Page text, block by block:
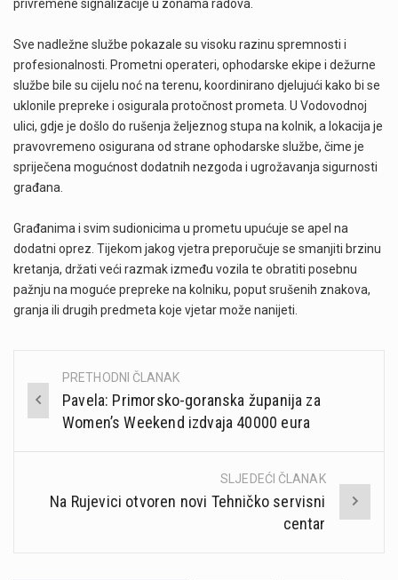
privremene signalizacije u zonama radova.
Sve nadležne službe pokazale su visoku razinu spremnosti i
profesionalnosti. Prometni operateri, ophodarske ekipe i dežurne
službe bile su cijelu noć na terenu, koordinirano djelujući kako bi se
uklonile prepreke i osigurala protočnost prometa. U Vodovodnoj
ulici, gdje je došlo do rušenja željeznog stupa na kolnik, a lokacija je
pravovremeno osigurana od strane ophodarske službe, čime je
spriječena mogućnost dodatnih nezgoda i ugrožavanja sigurnosti
građana.
Građanima i svim sudionicima u prometu upućuje se apel na
dodatni oprez. Tijekom jakog vjetra preporučuje se smanjiti brzinu
kretanja, držati veći razmak između vozila te obratiti posebnu
pažnju na moguće prepreke na kolniku, poput srušenih znakova,
granja ili drugih predmeta koje vjetar može nanijeti.
Post
navigation
PRETHODNI ČLANAK
Pavela: Primorsko-goranska županija za
Women’s Weekend izdvaja 40000 eura
SLJEDEĆI ČLANAK
Na Rujevici otvoren novi Tehničko servisni
centar